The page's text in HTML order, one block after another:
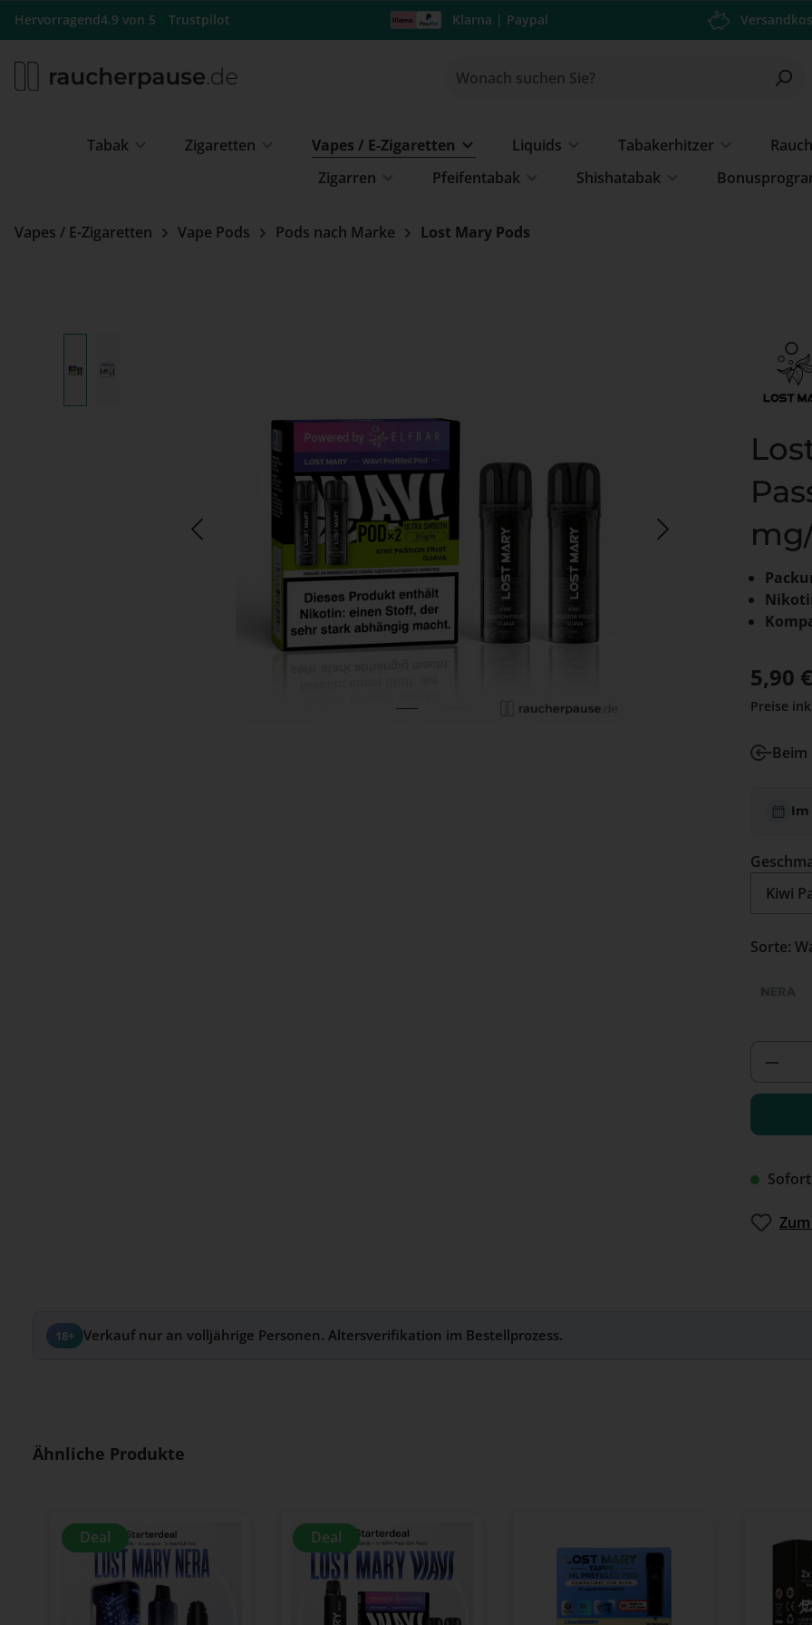
Hauptinhalt springen
Zur Suche springen
Zur Hauptnavigation springen
Hervorragend4.9 von 5 Trustpilot Klarna | Paypal
Tabak Zigaretten Vapes / E-Zigaretten Liquids Tabakerhitzer
Zigarren
Pfeifentabak Shishatabak
Vapes / E-Zigaretten Vape Pods Pods nach Marke Lost Mary Pods
5,90 €
Preise
18+ Verkauf nur an volljährige Personen. Altersverifikation im Bestellprozess.
Produktgalerie überspringen
Ähnliche Produkte
Deal Deal